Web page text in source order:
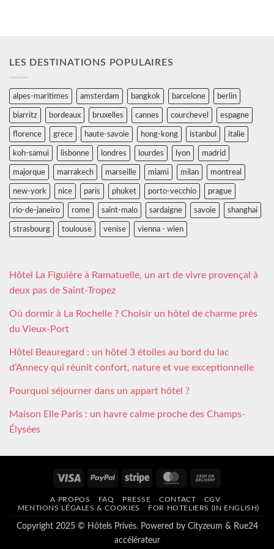
LES DESTINATIONS POPULAIRES
alpes-maritimes amsterdam bangkok barcelone berlin
biarritz bordeaux bruxelles cannes courchevel espagne
florence grece haute-savoie hong-kong istanbul italie
koh-samui lisbonne londres lourdes lyon madrid
majorque marrakech marseille miami milan montreal
new-york nice paris phuket porto-vecchio prague
rio-de-janeiro rome saint-malo sardaigne savoie shanghai
strasbourg toulouse venise vienna - wien
Hôtel La Figuière à Ramatuelle, un art de vivre provençal à
deux pas de Saint-Tropez
Où dormir à La Rochelle ? Choisir un hôtel de charme près
du Vieux-Port
Hôtel Beauregard : un hôtel 3 étoiles au bord du lac
d’Annecy qui réunit confort, nature et vue exceptionnelle
Pourquoi séjourner dans un appart hôtel ?
Maison Elle Paris : un havre calme proche des Champs-
Élysées
Visa PayPal Stripe MasterCard
Delivery
A PROPOS FAQ PRESSE CONTACT
CGV
MENTIONS LÉGALES & COOKIES
FOR HOTELIERS (IN ENGLISH)
Copyright 2025 © Hôtels Privés. Powered by Cityzeum & Rue24
accélérateur